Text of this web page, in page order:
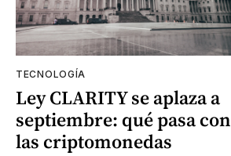
TECNOLOGÍA
Ley CLARITY se aplaza a
septiembre: qué pasa con
las criptomonedas